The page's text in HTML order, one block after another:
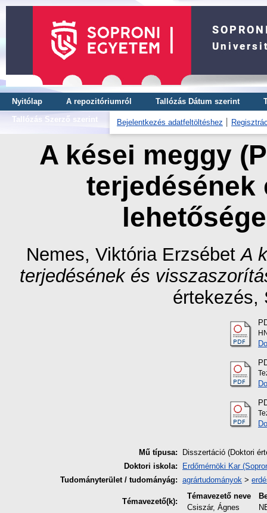
Nyitólap A repozitóriumról Tallózás Dátum szerint
Tallózás Szerző szerint
Bejelentkezés adatfeltöltéshez
A kései meggy
terjedésének
Nemes, Viktória Erzsébet A
terjedésének és
értekezés,
Mű típusa:
Disszertáció (Doktori
Doktori iskola:
Erdőmérnöki Kar
Tudományterület / tudományág: agrártudományok >
Témavezető(k):
Témavezető neve
Csiszár, Ágnes